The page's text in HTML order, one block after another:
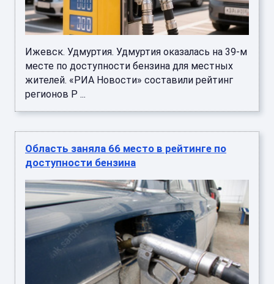
Ижевск. Удмуртия. Удмуртия оказалась на 39-м
месте по доступности бензина для местных
жителей. «РИА Новости» составили рейтинг
регионов Р ...
Область заняла 66 место в рейтинге по
доступности бензина